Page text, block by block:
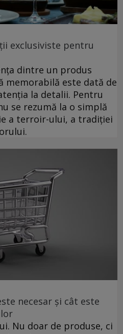
exclusiviste pentru
dintre un produs
memorabilă este dată de
la detalii. Pentru
se rezumă la o simplă
a terroir-ului, a tradiției
necesar și cât este
Nu doar de produse, ci